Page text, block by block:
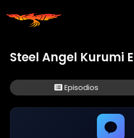
Steel Angel Kurumi
Episodios